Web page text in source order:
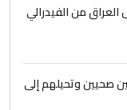
صحيين وتحيلهم إلى